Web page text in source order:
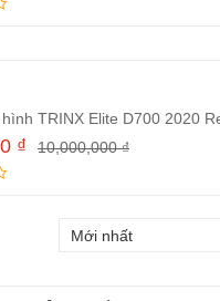
TRINX Elite D700 2020
10,000,000₫
₫